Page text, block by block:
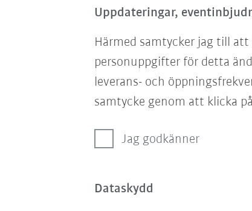
Uppdateringar,
Härmed samtycker jag till
personuppgifter för detta
leverans- och
samtycke genom att klicka
Jag godkänner
Dataskydd